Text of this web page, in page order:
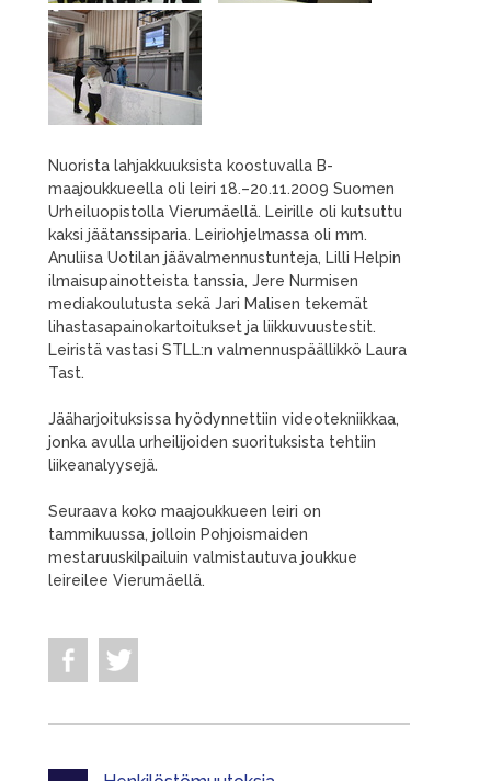
Nuorista lahjakkuuksista koostuvalla B-
maajoukkueella oli leiri 18.–20.11.2009 Suomen
Urheiluopistolla Vierumäellä. Leirille oli kutsuttu
kaksi jäätanssiparia. Leiriohjelmassa oli mm.
Anuliisa Uotilan jäävalmennustunteja, Lilli Helpin
ilmaisupainotteista tanssia, Jere Nurmisen
mediakoulutusta sekä Jari Malisen tekemät
lihastasapainokartoitukset ja liikkuvuustestit.
Leiristä vastasi STLL:n valmennuspäällikkö Laura
Tast.
Jääharjoituksissa hyödynnettiin videotekniikkaa,
jonka avulla urheilijoiden suorituksista tehtiin
liikeanalyysejä.
Seuraava koko maajoukkueen leiri on
tammikuussa, jolloin Pohjoismaiden
mestaruuskilpailuin valmistautuva joukkue
leireilee Vierumäellä.